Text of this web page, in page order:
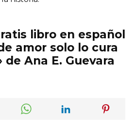
libro en español
amor solo lo cura
Ana E. Guevara